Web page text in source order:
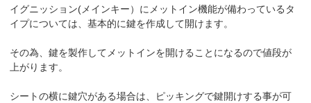
イグニッション(メインキー）にメットイン機能が備わっているタ
イプについては、基本的に鍵を作成して開けます。
その為、鍵を製作してメットインを開けることになるので値段が
上がります。
シートの横に鍵穴がある場合は、ピッキングで鍵開けする事が可